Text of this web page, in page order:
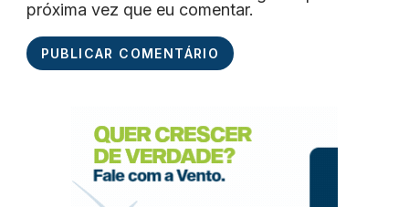
próxima vez que eu comentar.